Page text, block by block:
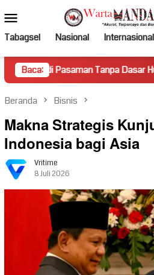
ke
kontenMobile
Tabagsel Nasional Internasional
Baca:
Tanpa Dasar Hukum Picu
Beranda Bisnis
Makna Strategis
Indonesia bagi Asia
Vritime
8 Juli 2026